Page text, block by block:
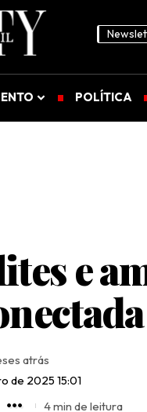
POLÍTICA
e
de 2025 15:01
atrás
4 min de leitura